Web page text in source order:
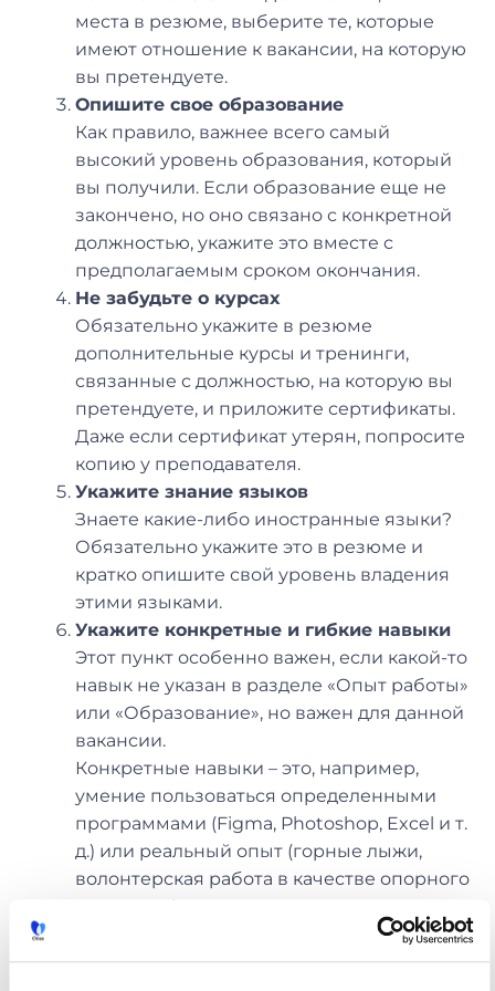
места в резюме, выберите те, которые
имеют отношение к вакансии, на которую
вы претендуете.
Опишите свое образование
Как правило, важнее всего самый
высокий уровень образования, который
вы получили. Если образование еще не
закончено, но оно связано с конкретной
должностью, укажите это вместе с
предполагаемым сроком окончания.
Не забудьте о курсах
Обязательно укажите в резюме
дополнительные курсы и тренинги,
связанные с должностью, на которую вы
претендуете, и приложите сертификаты.
Даже если сертификат утерян, попросите
копию у преподавателя.
Укажите знание языков
Знаете какие-либо иностранные языки?
Обязательно укажите это в резюме и
кратко опишите свой уровень владения
этими языками.
Укажите конкретные и гибкие навыки
Этот пункт особенно важен, если какой-то
навык не указан в разделе «Опыт работы»
или «Образование», но важен для данной
вакансии.
Конкретные навыки – это, например,
умение пользоваться определенными
программами (Figma, Photoshop, Excel и т.
д.) или реальный опыт (горные лыжи,
волонтерская работа в качестве опорного
лица и т. д.).
К гибким навыкам можно отнести черты
характера, которые помогут составить